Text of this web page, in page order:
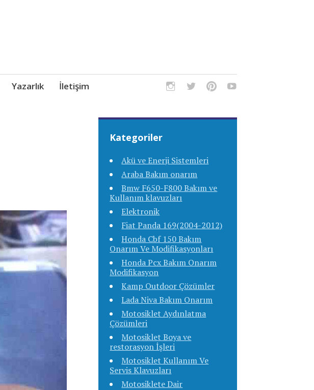
Yazarlık İletişim
Kategoriler
Akü ve Enerji Sistemleri
Araba Bakım onarım
Bmw F650-F800 Bakım ve
Kullanım klavuzları
Elektronik
Fiat Panda 169(2004-2012)
Honda Cbf 150 Bakım
Onarım Ve Modifikasyonları
Honda Pcx Bakım Onarım
Modifikasyon
Kamp Outdoor Çözümler
Lada Niva Bakım Onarım
Motosiklet Aydınlatma
Çözümleri
Motosiklet Boya ve
restorasyon İşleri
Motosiklet Kullanım Ve
Servis Klavuzları
Motosiklete Dair